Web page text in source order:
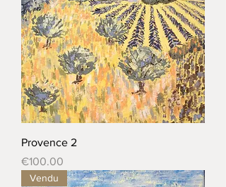
Provence 2
Price
€100.00
Vendu